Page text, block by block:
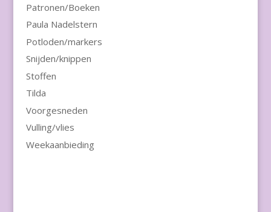
Patronen/Boeken
Paula Nadelstern
Potloden/markers
Snijden/knippen
Stoffen
Tilda
Voorgesneden
Vulling/vlies
Weekaanbieding